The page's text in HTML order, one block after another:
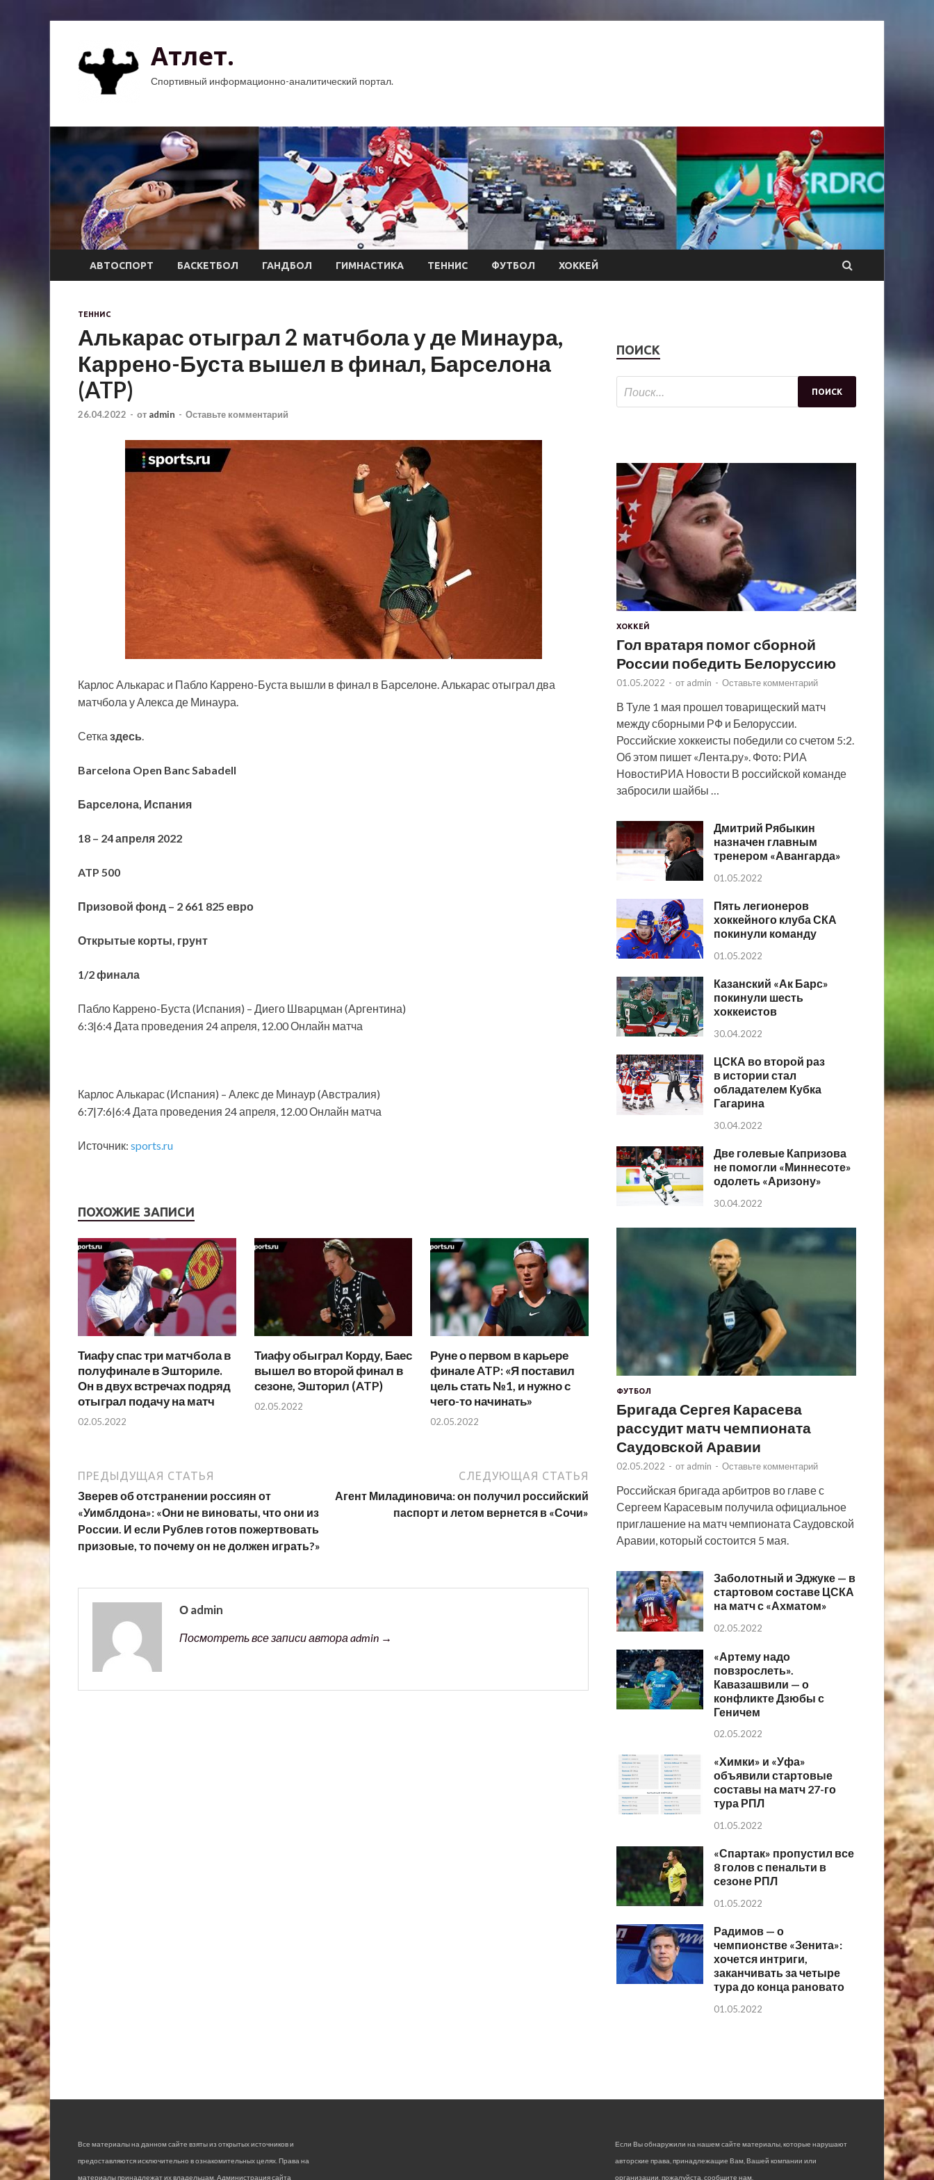
Атлет.
Спортивный информационно-аналитический портал.
АВТОСПОРТ БАСКЕТБОЛ ГАНДБОЛ ГИМНАСТИКА ТЕННИС ФУТБОЛ ХОККЕЙ
ТЕННИС
Алькарас отыграл 2 матчбола у де Минаура,
Каррено-Буста вышел в финал, Барселона
(ATP)
26.04.2022 - от admin - Оставьте комментарий
Карлос Алькарас и Пабло Каррено-Буста вышли в финал в Барселоне. Алькарас отыграл два
матчбола у Алекса де Минаура.
Сетка здесь.
Barcelona Open Banc Sabadell
Барселона, Испания
18 – 24 апреля 2022
ATP 500
Призовой фонд – 2 661 825 евро
Открытые корты, грунт
1/2финала
Пабло Каррено-Буста (Испания) – Диего Шварцман (Аргентина)
6:3|6:4 Дата проведения 24 апреля, 12.00 Онлайн матча
Карлос Алькарас (Испания) – Алекс де Минаур (Австралия)
6:7|7:6|6:4 Дата проведения 24 апреля, 12.00 Онлайн матча
Источник: sports.ru
ПОХОЖИЕ ЗАПИСИ
Тиафу спас три матчбола в
полуфинале в Эшториле.
Он в двух встречах подряд
отыграл подачу на матч
02.05.2022
Тиафу обыграл Корду, Баес
вышел во второй финал в
сезоне, Эшторил (ATP)
02.05.2022
Руне о первом в карьере
финале ATP: «Я поставил
цель стать №1, и нужно с
чего-то начинать»
02.05.2022
ПРЕДЫДУЩАЯ СТАТЬЯ
Зверев об отстранении россиян от
«Уимблдона»: «Они не виноваты, что они из
России. И если Рублев готов пожертвовать
призовые, то почему он не должен играть?»
СЛЕДУЮЩАЯ СТАТЬЯ
Агент Миладиновича: он получил российский
паспорт и летом вернется в «Сочи»
О admin
Посмотреть все записи автора admin →
ПОИСК
ХОККЕЙ
Гол вратаря помог сборной
России победить Белоруссию
01.05.2022 - от admin - Оставьте комментарий
В Туле 1 мая прошел товарищеский матч
между сборными РФ и Белоруссии.
Российские хоккеисты победили со счетом 5:2.
Об этом пишет «Лента.ру». Фото: РИА
НовостиРИА Новости В российской команде
забросили шайбы …
Дмитрий Рябыкин
назначен главным
тренером «Авангарда»
01.05.2022
Пять легионеров
хоккейного клуба СКА
покинули команду
01.05.2022
Казанский «Ак Барс»
покинули шесть
хоккеистов
30.04.2022
ЦСКА во второй раз
в истории стал
обладателем Кубка
Гагарина
30.04.2022
Две голевые Капризова
не помогли «Миннесоте»
одолеть «Аризону»
30.04.2022
ФУТБОЛ
Бригада Сергея Карасева
рассудит матч чемпионата
Саудовской Аравии
02.05.2022 - от admin - Оставьте комментарий
Российская бригада арбитров во главе с
Сергеем Карасевым получила официальное
приглашение на матч чемпионата Саудовской
Аравии, который состоится 5 мая.
Заболотный и Эджуке — в
стартовом составе ЦСКА
на матч с «Ахматом»
02.05.2022
«Артему надо
повзрослеть».
Кавазашвили — о
конфликте Дзюбы с
Геничем
02.05.2022
«Химки» и «Уфа»
объявили стартовые
составы на матч 27-го
тура РПЛ
01.05.2022
«Спартак» пропустил все
8 голов с пенальти в
сезоне РПЛ
01.05.2022
Радимов — о
чемпионстве «Зенита»:
хочется интриги,
заканчивать за четыре
тура до конца рановато
01.05.2022
Все материалы на данном сайте взяты из открытых источников и
предоставляются исключительно в ознакомительных целях. Права на
материалы принадлежат их владельцам. Администрация сайта
Если Вы обнаружили на нашем сайте материалы, которые нарушают
авторские права, принадлежащие Вам, Вашей компании или
организации, пожалуйста, сообщите нам.